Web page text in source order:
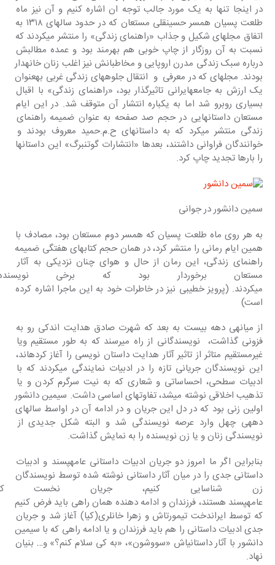
در اینجا تنها به یک مورد جالب توجه ان اشاره کنیم و آن نیز ماه
طلعت پسیان همسر حسینقلی مستعان که در حدود سالهای ۱۳۱۸ به
اتفاق مجله‎ای شکیل و جذاب «راهنمای زندگی» را منتشر می‎کردند که
نسبت به آن روزگار از چاپ خوبی هم بهرمند بود و عمده مطالبش
درباره سبک زندگی مدرن اروپایی و مخاطبانش نیز اغلب زنان خانه‎دار
بودند. مجله‎ای که در معرفی  و  انتقال جلوه‎های زندگی غربی به‎عنوان
یک ارزش به جامعه‎ایرانی تاثیرگذار بود، «راهنمای زندگی» با اقبال
بسیاری روبرو شد اما به یکباره انتشار آن متوقف شد. در این ایام
مستعان داستان‎هایی در حجم صد صفحه به عنوان ضمیمه راهنمای
زندگی منتشر می‎کرد که به داستان‎های ح.م.حمید معروف بودند و
خوانندگان فراوانی داشتند، بعدها «انتشارات گوتنبرگ» این داستانها
را بارها تجدید چاپ کرد.
سمین دانشور در جوانی
به هر روی ماه طلعت پسیان که همسر دوم مستعان بود، مصادف با
همین ایام رمانی را منتشر کرد، در همان حجم کتابهای هفتگی ضمیمه
راهنمای زندگی، این رمان از حال و هوای چنان نزدیکی به آثار
مستعان برخوردار بود که برخی
می‎کردند. (پرویز خطیبی نیز در خاطرات خود به این ماجرا اشاره کرده
است)
از میانه‎ی دهه بیست به بعد که شهرت صادق هدایت اندکی رو به
فزونی گذاشت،  نویسندگانی از راه می‎رسند که به طور مستقیم ویا
غیرمستقیم متاثر از تاثیر آثار هدایت داستان نویسی را آغاز کرده‎اند،
این نویسندگان جریانی تازه را در ادبیات نمایندگی ‎می‎کردند که با
ادبیات سطحی، احساساتی و شعاری که به نیت سرگرم کردن و یا
تذهیب اخلاقی نوشته می‎شد، تفاوت‎های اساسی داشت. سیمین دانشور
اولین زنی بود که در دل این جریان و در ادامه‎ آن در اواسط سالهای
دهه‎ی چهل وارد عرصه نویسندگی شد و البته شکل جدیدی از
نویسندگی زنان و یا زن نویسنده را به نمایش گذاشت.
بنابراین اگر ما امروز دو جریان ادبیات داستانی عامه‎پسند و ادبیات
داستانی جدی را در میان آثار داستانی نوشته شده توسط نویسندگان
زن شناسایی کنیم، جریان نخست
عامه‎پسند هستند، فرزندان و ادامه دهنده همان راهی باید فرض کنیم
که توسط ایراندخت تیمورتاش و زهرا خانلری(کیا) آغاز شد و جریان
جدی ادبیات داستانی را هم باید فرزندان و یا ادامه راهی که با سیمین
دانشور با آثار داستانی‎اش «سووشون»، «به کی سلام کنم؟» و… بنیان
نهاد.